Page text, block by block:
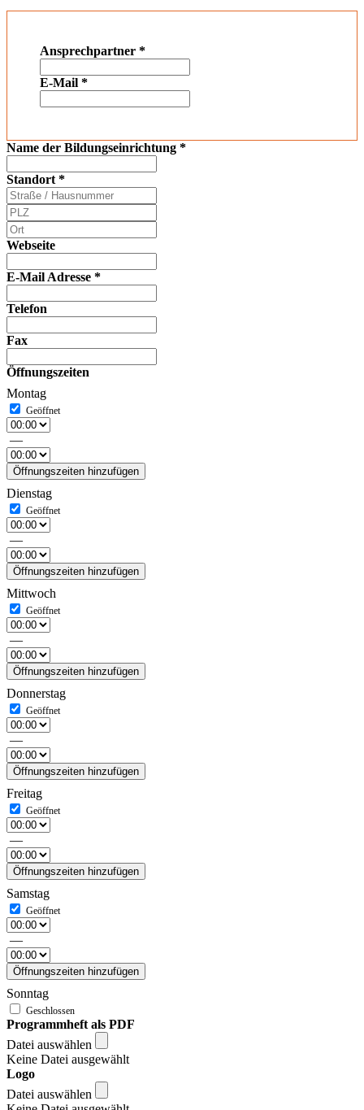
Ansprechpartner *
E-Mail *
Name der Bildungseinrichtung *
Standort*
Webseite
E-Mail Adresse *
Telefon
Fax
Öffnungszeiten
Montag
—
Öffnungszeiten hinzufügen
Dienstag
—
Öffnungszeiten hinzufügen
Mittwoch
—
Öffnungszeiten hinzufügen
Donnerstag
—
Öffnungszeiten hinzufügen
Freitag
—
Öffnungszeiten hinzufügen
Samstag
—
Öffnungszeiten hinzufügen
Sonntag
Programmheft als PDF
Datei auswählen
Keine Datei ausgewählt
Logo
Datei auswählen